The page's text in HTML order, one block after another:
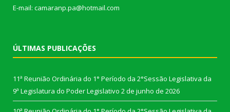
E-mail: camaranp.pa@hotmail.com
ÚLTIMAS PUBLICAÇÕES
11ª Reunião Ordinária do 1° Período da 2°Sessão Legislativa da
9ª Legislatura do Poder Legislativo 2 de junho de 2026